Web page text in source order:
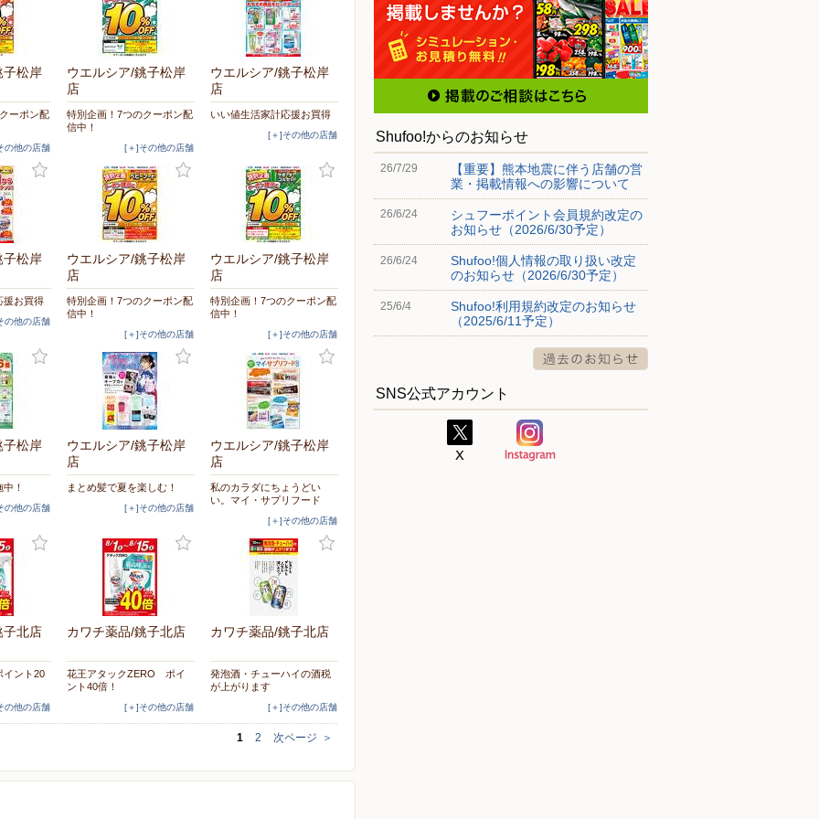
子松岸
ーポン配
の他の店舗
ウエルシア/銚子松岸
店
特別企画！7つのクーポン配
信中！
[＋]その他の店舗
ウエルシア/銚子松岸
店
いい値生活家計応援お買得
[＋]その他の店舗
子松岸
援お買得
の他の店舗
ウエルシア/銚子松岸
店
特別企画！7つのクーポン配
信中！
[＋]その他の店舗
ウエルシア/銚子松岸
店
特別企画！7つのクーポン配
信中！
[＋]その他の店舗
子松岸
！
の他の店舗
ウエルシア/銚子松岸
店
まとめ髪で夏を楽しむ！
[＋]その他の店舗
ウエルシア/銚子松岸
店
私のカラダにちょうどい
い。マイ・サプリフード
[＋]その他の店舗
子北店
ント20
の他の店舗
カワチ薬品/銚子北店
花王アタックZERO ポイ
ント40倍！
[＋]その他の店舗
カワチ薬品/銚子北店
発泡酒・チューハイの酒税
が上がります
[＋]その他の店舗
1 2 次ページ ＞
Shufoo!からのお知らせ
26/7/29
【重要】熊本地震に伴う店舗の営
業・掲載情報への影響について
26/6/24
シュフーポイント会員規約改定の
お知らせ（2026/6/30予定）
26/6/24
Shufoo!個人情報の取り扱い改定
のお知らせ（2026/6/30予定）
25/6/4
Shufoo!利用規約改定のお知らせ
（2025/6/11予定）
SNS公式アカウント